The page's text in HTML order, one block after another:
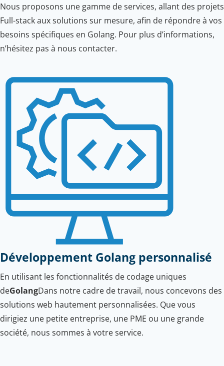
Nous proposons une gamme de services, allant des projets
Full-stack aux solutions sur mesure, afin de répondre à vos
besoins spécifiques en Golang. Pour plus d’informations,
n’hésitez pas à nous contacter.
Développement Golang personnalisé
En utilisant les fonctionnalités de codage uniques
deGolangDans notre cadre de travail, nous concevons des
solutions web hautement personnalisées. Que vous
dirigiez une petite entreprise, une PME ou une grande
société, nous sommes à votre service.